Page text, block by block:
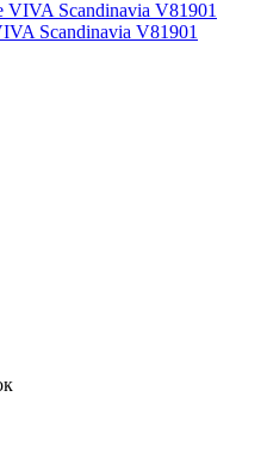
Scandinavia V81901